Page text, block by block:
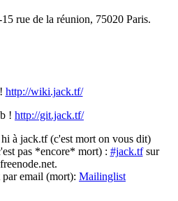
rue de la réunion, 75020 Paris.
http://wiki.jack.tf/
! http://git.jack.tf/
à jack.tf (c'est mort on vous dit)
pas *encore* mort) : #jack.tfsur
par email (mort): Mailinglist